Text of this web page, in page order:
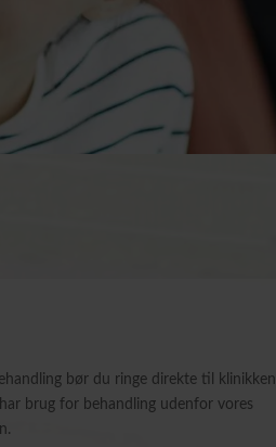
bør du ringe direkte til klinikken
brug for behandling udenfor vores